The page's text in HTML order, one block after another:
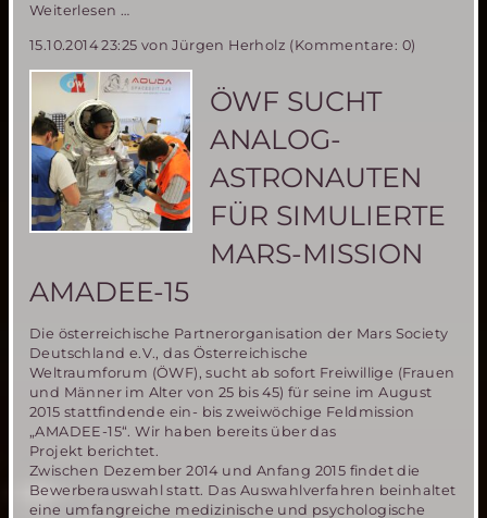
Weiterlesen …
dem
Mars
15.10.2014 23:25 von Jürgen Herholz (Kommentare: 0)
ÖWF SUCHT
ANALOG-
ASTRONAUTEN
FÜR SIMULIERTE
MARS-MISSION
AMADEE-15
Die österreichische Partnerorganisation der Mars Society
Deutschland e.V., das Österreichische
Weltraumforum (ÖWF), sucht ab sofort Freiwillige (Frauen
und Männer im Alter von 25 bis 45) für seine im August
2015 stattfindende ein- bis zweiwöchige Feldmission
„AMADEE-15“. Wir haben bereits über das
Projekt berichtet.
Zwischen Dezember 2014 und Anfang 2015 findet die
Bewerberauswahl statt. Das Auswahlverfahren beinhaltet
eine umfangreiche medizinische und psychologische